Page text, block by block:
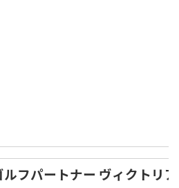
ルフパートナー ヴィクトリ